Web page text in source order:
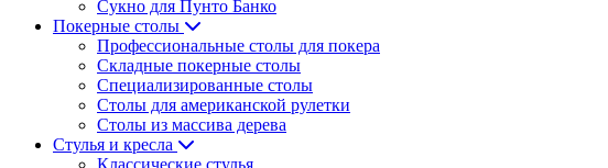
Сукно для Пунто Банко
Покерные столы
Профессиональные столы для покера
Складные покерные столы
Специализированные столы
Столы для американской рулетки
Столы из массива дерева
Стулья и кресла